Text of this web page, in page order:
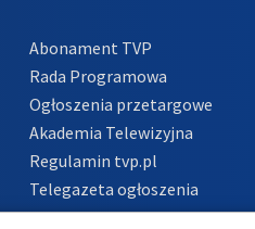
Abonament TVP
Rada Programowa
Ogłoszenia przetargowe
Akademia Telewizyjna
Regulamin tvp.pl
Telegazeta ogłoszenia
Informacje o nadawcy